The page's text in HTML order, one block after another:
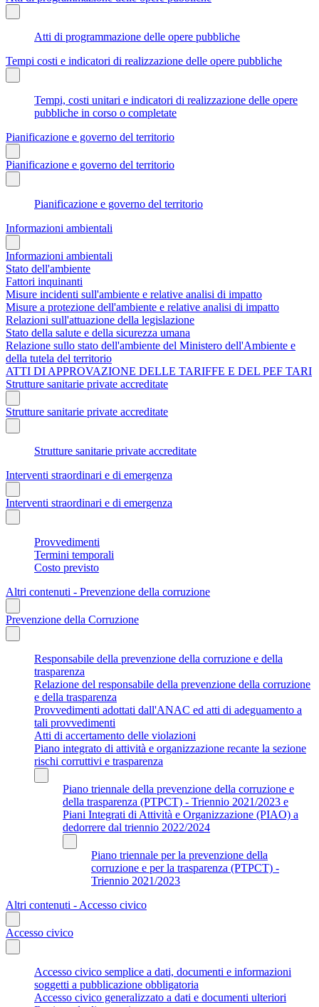
Atti di programmazione delle opere pubbliche
Tempi costi e indicatori di realizzazione delle opere pubbliche
Tempi, costi unitari e indicatori di realizzazione delle opere
pubbliche in corso o completate
Pianificazione e governo del territorio
Pianificazione e governo del territorio
Pianificazione e governo del territorio
Informazioni ambientali
Informazioni ambientali
Stato dell'ambiente
Fattori inquinanti
Misure incidenti sull'ambiente e relative analisi di impatto
Misure a protezione dell'ambiente e relative analisi di impatto
Relazioni sull'attuazione della legislazione
Stato della salute e della sicurezza umana
Relazione sullo stato dell'ambiente del Ministero dell'Ambiente e
della tutela del territorio
ATTI DI APPROVAZIONE DELLE TARIFFE E DEL PEF TARI
Strutture sanitarie private accreditate
Strutture sanitarie private accreditate
Strutture sanitarie private accreditate
Interventi straordinari e di emergenza
Interventi straordinari e di emergenza
Provvedimenti
Termini temporali
Costo previsto
Altri contenuti - Prevenzione della corruzione
Prevenzione della Corruzione
Responsabile della prevenzione della corruzione e della
trasparenza
Relazione del responsabile della prevenzione della corruzione
e della trasparenza
Provvedimenti adottati dall'ANAC ed atti di adeguamento a
tali provvedimenti
Atti di accertamento delle violazioni
Piano integrato di attività e organizzazione recante la sezione
rischi corruttivi e trasparenza
Piano triennale della prevenzione della corruzione e
della trasparenza (PTPCT) - Triennio 2021/2023 e
Piani Integrati di Attività e Organizzazione (PIAO) a
dedorrere dal triennio 2022/2024
Piano triennale per la prevenzione della
corruzione e per la trasparenza (PTPCT) -
Triennio 2021/2023
Altri contenuti - Accesso civico
Accesso civico
Accesso civico semplice a dati, documenti e informazioni
soggetti a pubblicazione obbligatoria
Accesso civico generalizzato a dati e documenti ulteriori